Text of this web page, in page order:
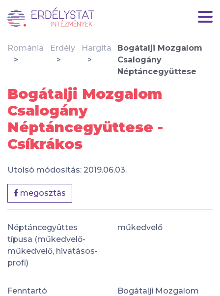
Románia Erdély Hargita
Bogátalji Mozgalom
Csalogány
Néptáncegyüttese
Bogátalji Mozgalom
Csalogány
Néptáncegyüttese -
Csíkrákos
Utolsó módosítás: 2019.06.03.
megosztás
Néptáncegyüttes
típusa (műkedvelő-
műkedvelő, hivatásos-
profi)
műkedvelő
Fenntartó
Bogátalji Mozgalom